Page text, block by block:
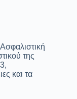
της
και τα